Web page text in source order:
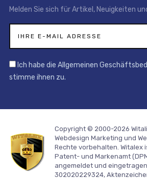
Melden Sie sich für Artikel, Neuigkeiten
Ich habe die Allgemeinen
stimme ihnen zu.
Copyright © 2000-2026
Webdesign Marketing und
Rechte vorbehalten. Witalex
Patent- und Markenamt
angemeldet und
302020229324,